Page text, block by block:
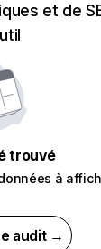
et de
trouvé
à
audit →